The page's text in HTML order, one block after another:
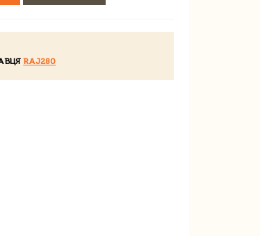
RAJ280